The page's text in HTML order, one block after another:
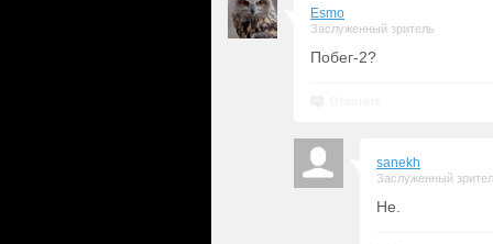
Esmo
Заслуженный зритель
Побег-2?
sanekh
Заслуженный
Не.